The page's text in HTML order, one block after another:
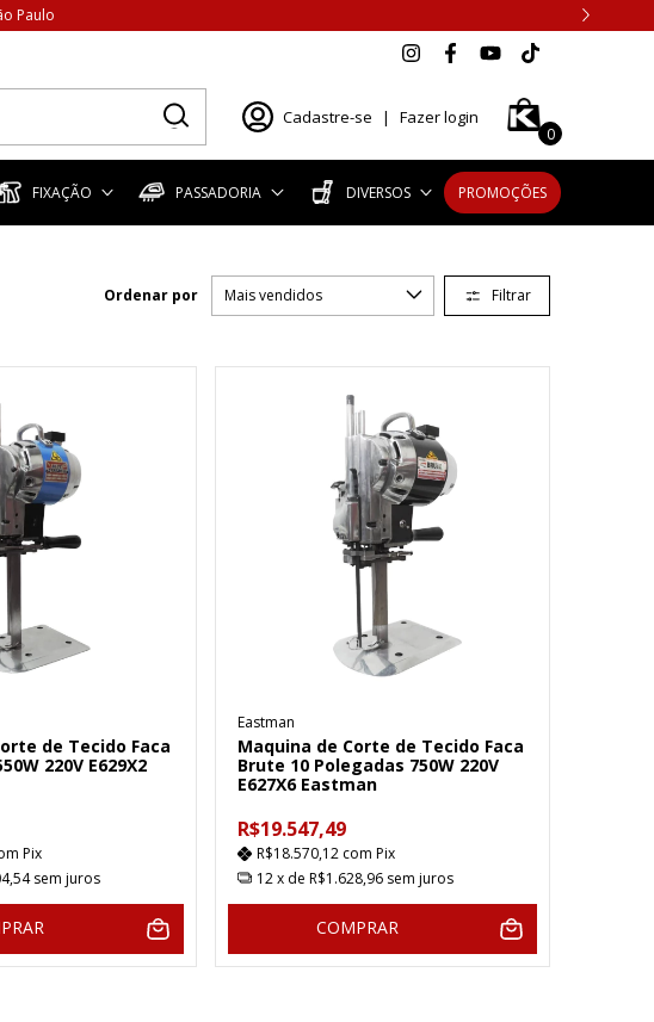
Paulo
Cadastre-se | Fazer login
0
FIXAÇÃO PASSADORIA DIVERSOS PROMOÇÕES
Ordenar por Filtrar
de Tecido Faca
220V E629X2
Pix
sem juros
Eastman
Maquina de Corte de Tecido Faca
Brute 10 Polegadas 750W 220V
E627X6 Eastman
R$19.547,49
R$18.570,12 com Pix
12x de R$1.628,96 sem juros
COMPRAR